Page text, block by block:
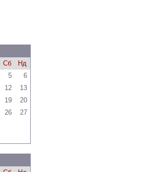
Сб
Нд
5
6
12
13
19
20
26
27